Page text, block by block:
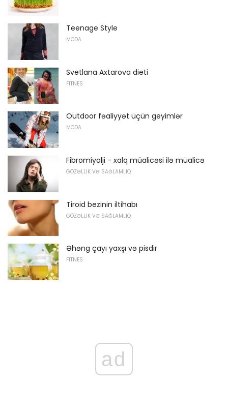
Teenage Style
MODA
Svetlana Axtarova dieti
FITNES
Outdoor fəaliyyət üçün geyimlər
MODA
Fibromiyalji - xalq müalicəsi ilə müalicə
GÖZƏLLIK VƏ SAĞLAMLIQ
Tiroid bezinin iltihabı
GÖZƏLLIK VƏ SAĞLAMLIQ
Əhəng çayı yaxşı və pisdir
FITNES
ad